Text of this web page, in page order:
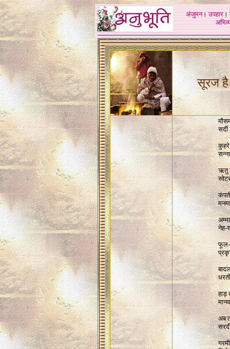
अंजुमन।उपहार।
सूरज है
कुहरे
ऋतु
नेह-
फूल-
हाड़
अब